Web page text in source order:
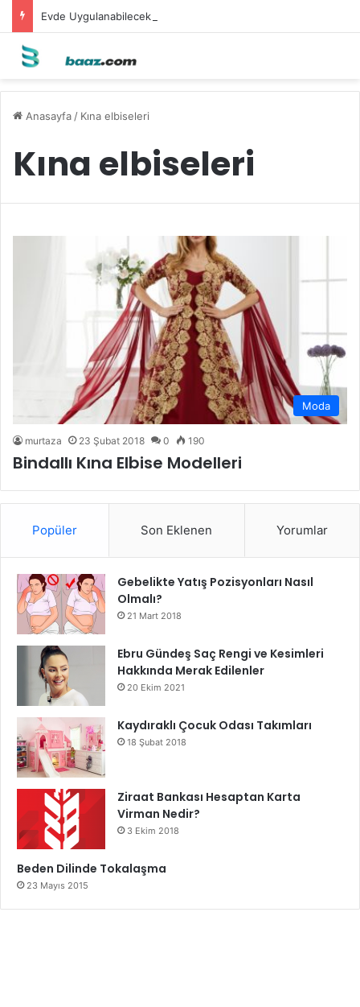
Evde Uygulanabilecek Leke Karşıtı Maskeler
Anasayfa / Kına elbiseleri
Kına elbiseleri
Moda
murtaza 23 Şubat 2018 0 190
Bindallı Kına Elbise Modelleri
Popüler Son Eklenen Yorumlar
Gebelikte Yatış Pozisyonları Nasıl
Olmalı?
21 Mart 2018
Ebru Gündeş Saç Rengi ve Kesimleri
Hakkında Merak Edilenler
20 Ekim 2021
Kaydıraklı Çocuk Odası Takımları
18 Şubat 2018
Ziraat Bankası Hesaptan Karta
Virman Nedir?
3 Ekim 2018
Beden Dilinde Tokalaşma
23 Mayıs 2015